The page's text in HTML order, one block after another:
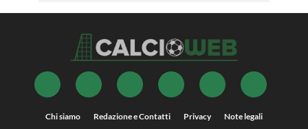
Chi siamo Redazione e Contatti Privacy Note legali